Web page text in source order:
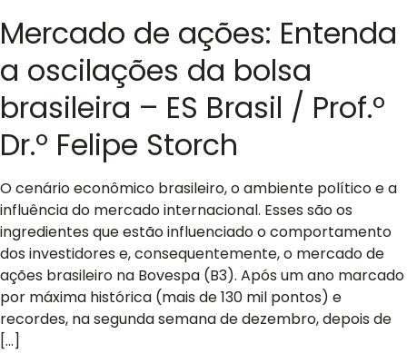
Mercado de ações: Entenda
a oscilações da bolsa
brasileira – ES Brasil / Prof.º
Dr.º Felipe Storch
O cenário econômico brasileiro, o ambiente político e a
influência do mercado internacional. Esses são os
ingredientes que estão influenciado o comportamento
dos investidores e, consequentemente, o mercado de
ações brasileiro na Bovespa (B3). Após um ano marcado
por máxima histórica (mais de 130 mil pontos) e
recordes, na segunda semana de dezembro, depois de
[…]